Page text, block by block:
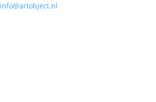
info@artobject.nl